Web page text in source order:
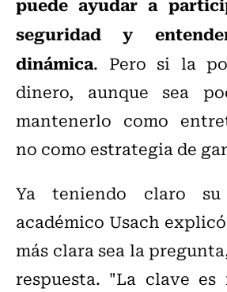
seguridad y
dinámica. Pero si la
dinero, aunque sea
mantenerlo como
no como estrategia de
Ya teniendo claro
académico Usach
más clara sea la
respuesta. "La clave es